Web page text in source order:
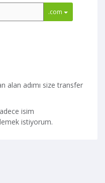
.com
alan adımı size transfer
isim
istiyorum.